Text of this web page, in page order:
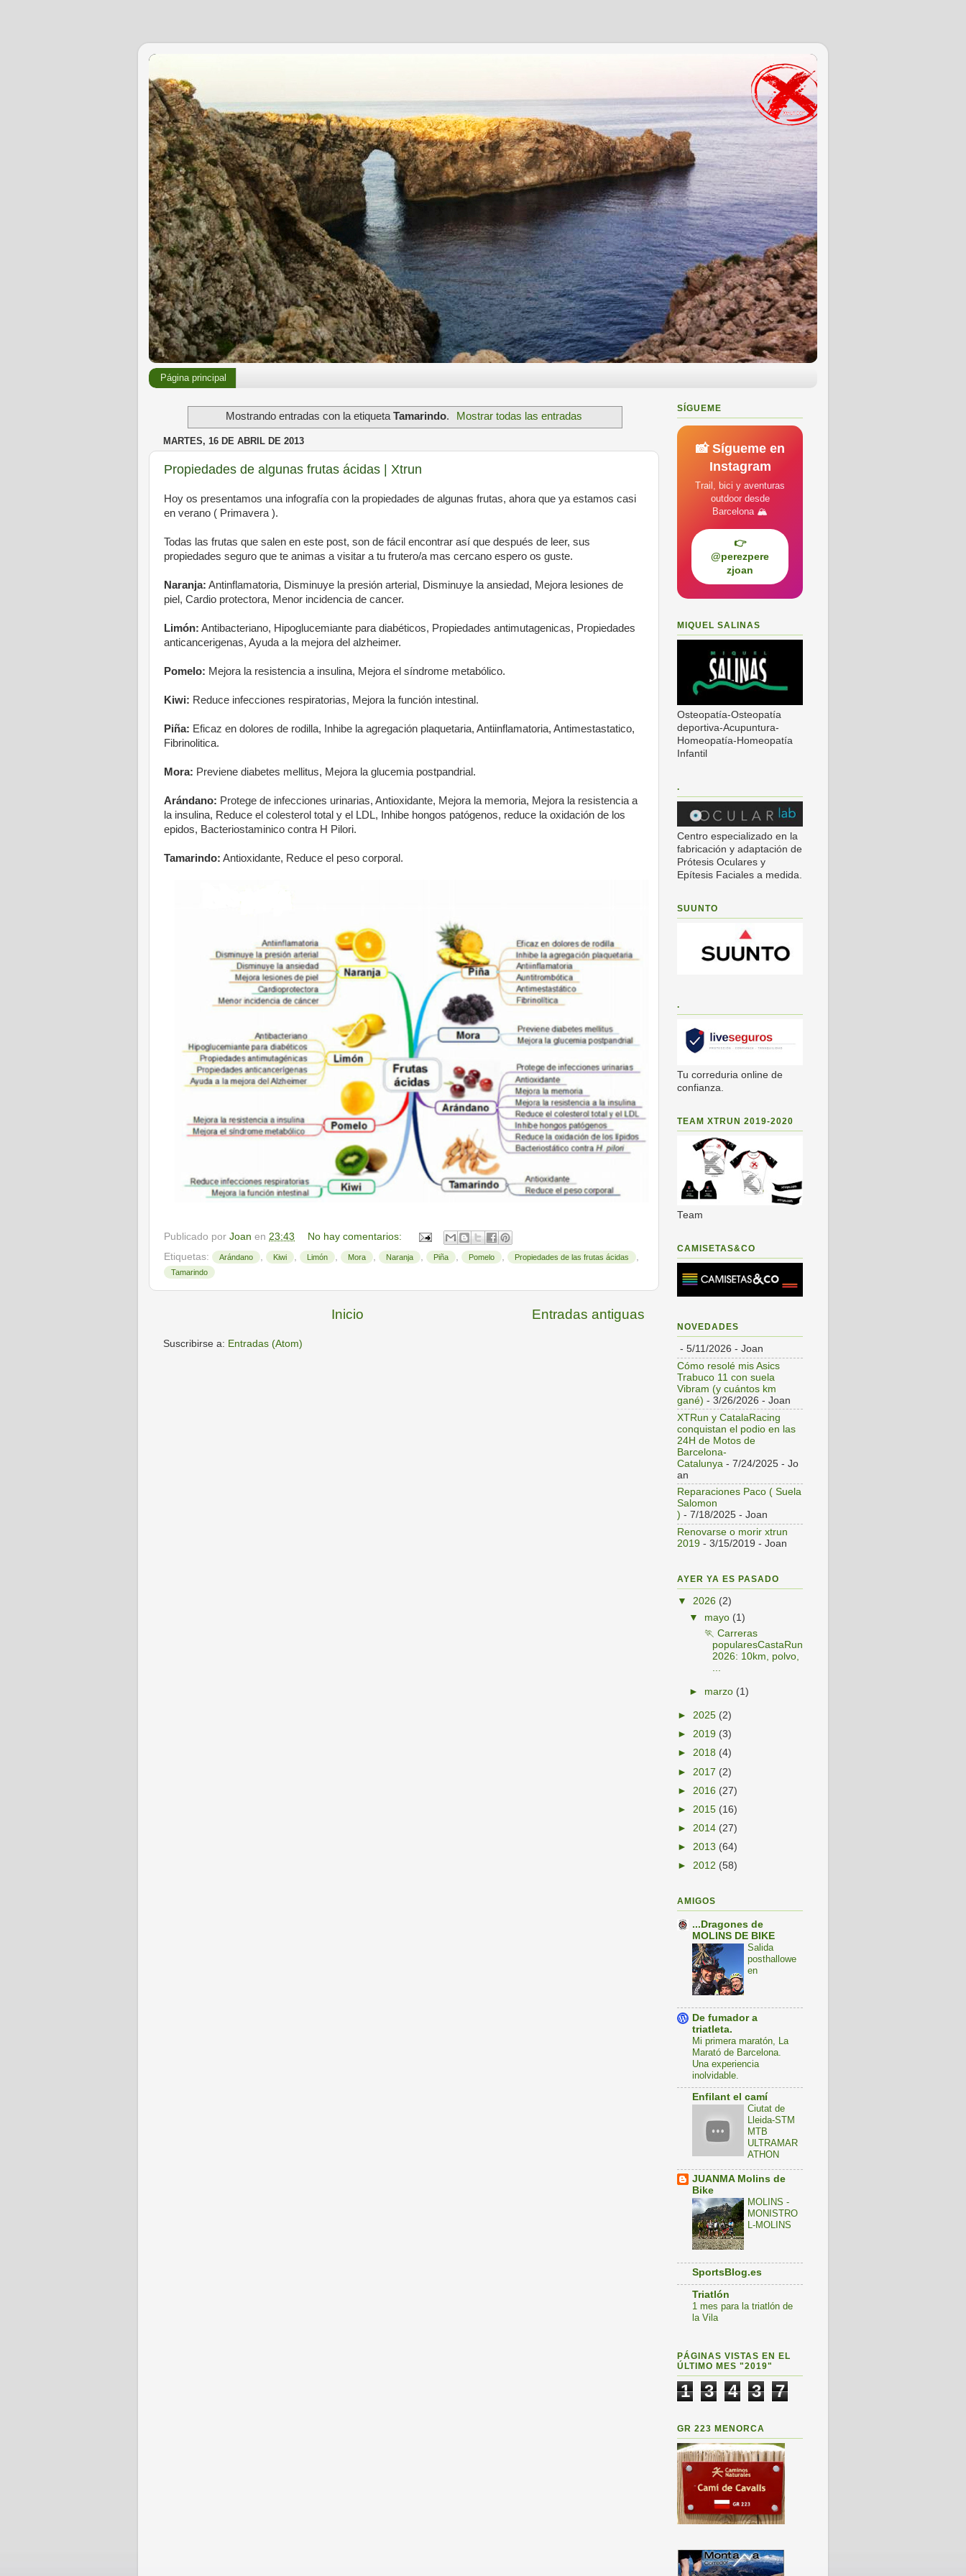
Página principal
Mostrando entradas con la etiquetaTamarindo. Mostrar todas las entradas
MARTES, 16 DE ABRIL DE 2013
Propiedades de algunas frutas ácidas | Xtrun
Hoy os presentamos una infografía con la propiedades de algunas frutas, ahora que ya estamos casi
en verano ( Primavera ).
Todas las frutas que salen en este post, son de fácil encontrar así que después de leer, sus
propiedades seguro que te animas a visitar a tu frutero/a mas cercano espero os guste.
Naranja: Antinflamatoria, Disminuye la presión arterial, Disminuye la ansiedad, Mejora lesiones de
piel, Cardio protectora, Menor incidencia de cancer.
Limón: Antibacteriano, Hipoglucemiante para diabéticos, Propiedades antimutagenicas, Propiedades
anticancerigenas, Ayuda a la mejora del alzheimer.
Pomelo: Mejora la resistencia a insulina, Mejora el síndrome metabólico.
Kiwi: Reduce infecciones respiratorias, Mejora la función intestinal.
Piña: Eficaz en dolores de rodilla, Inhibe la agregación plaquetaria, Antiinflamatoria, Antimestastatico,
Fibrinolitica.
Mora: Previene diabetes mellitus, Mejora la glucemia postpandrial.
Arándano: Protege de infecciones urinarias, Antioxidante, Mejora la memoria, Mejora la resistencia a
la insulina, Reduce el colesterol total y el LDL, Inhibe hongos patógenos, reduce la oxidación de los
epidos, Bacteriostaminico contra H Pilori.
Tamarindo: Antioxidante, Reduce el peso corporal.
Publicado por Joan en 23:43
No hay comentarios:
Etiquetas:
Arándano Kiwi Limón Mora Naranja Piña Pomelo Propiedades de las frutas ácidas
Tamarindo
Entradas antiguas
Inicio
Suscribirse a: Entradas (Atom)
SÍGUEME
📸 Sígueme en
Instagram
Trail, bici y aventuras
outdoor desde
Barcelona 🏔️
👉
@perezpere
zjoan
MIQUEL SALINAS
Osteopatía-Osteopatía
deportiva-Acupuntura-
Homeopatía-Homeopatía
Infantil
.
Centro especializado en la
fabricación y adaptación de
Prótesis Oculares y
Epítesis Faciales a medida.
SUUNTO
.
Tu correduria online de
confianza.
TEAM XTRUN 2019-2020
Team
CAMISETAS&CO
NOVEDADES
- 5/11/2026 - Joan
Cómo resolé mis Asics
Trabuco 11 con suela
Vibram (y cuántos km
gané) - 3/26/2026 - Joan
XTRun y CatalaRacing
conquistan el podio en las
24H de Motos de
Barcelona-
Catalunya - 7/24/2025 - Jo
an
Reparaciones Paco ( Suela
Salomon
) - 7/18/2025 - Joan
Renovarse o morir xtrun
2019 - 3/15/2019 - Joan
AYER YA ES PASADO
▼ 2026 (2)
▼ mayo (1)
🏃 Carreras
popularesCastaRun
2026: 10km, polvo,
...
► marzo (1)
► 2025 (2)
► 2019 (3)
► 2018 (4)
► 2017 (2)
► 2016 (27)
► 2015 (16)
► 2014 (27)
► 2013 (64)
► 2012 (58)
AMIGOS
...Dragones de
MOLINS DE BIKE
Salida
posthallowe
en
De fumador a
triatleta.
Mi primera maratón, La
Marató de Barcelona.
Una experiencia
inolvidable.
Enfilant el camí
Ciutat de
Lleida-STM
MTB
ULTRAMAR
ATHON
JUANMA Molins de
Bike
MOLINS -
MONISTRO
L-MOLINS
SportsBlog.es
Triatlón
1 mes para la triatlón de
la Vila
PÁGINAS VISTAS EN EL
ÚLTIMO MES "2019"
1 3 4 3 7
GR 223 MENORCA